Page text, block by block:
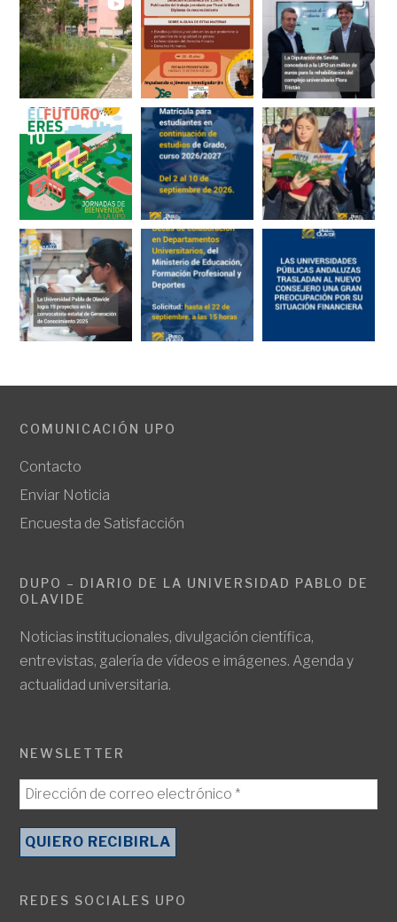
COMUNICACIÓN UPO
Contacto
Enviar Noticia
Encuesta de Satisfacción
DUPO – DIARIO DE LA UNIVERSIDAD PABLO DE
OLAVIDE
Noticias institucionales, divulgación científica,
entrevistas, galería de vídeos e imágenes. Agenda y
actualidad universitaria.
NEWSLETTER
REDES SOCIALES UPO